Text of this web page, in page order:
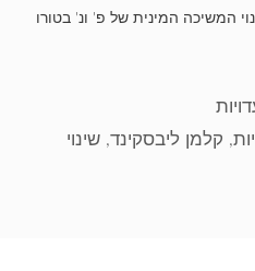
המשיכה המינית של פ' ונ' בטורו
, קלמן ליבסקינד,שינוי